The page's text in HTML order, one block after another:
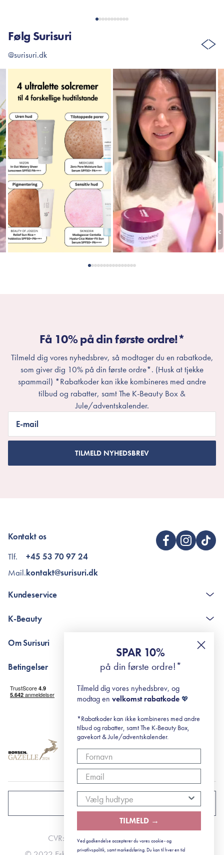
Følg Surisuri
@surisuri.dk
Få 10% på din første ordre!*
Tilmeld dig vores nyhedsbrev, så modtager du en rabatkode,
som giver dig 10% på din første ordre*. (Husk at tjekke
spammail) *Rabatkoder kan ikke kombineres med andre
tilbud og rabatter, samt The K-Beauty Box &
Jule/adventskalender.
E-mail
TILMELD NYHEDSBREV
Kontakt os
Tlf.
Mail.
+45 53 70 97 24
kontakt@surisuri.dk
Kundeservice
The K-Beauty Box - spørgsmål og svar
RE-ZIP
K-Beauty
Retinol for begyndere
surisuri's mini guide til rosacea
Om Surisuri
Black Friday
Betingelser
Levering og returnering
Handelsbetingelser
Abonnementsbetingelser
DANMARK
CVR: 41492252
SPAR 10%
på din første ordre!*
Tilmeld dig vores nyhedsbrev, og
modtag en velkomst rabatkode 💖
*Rabatkoder kan ikke kombineres med andre
tilbud og rabatter, samt The K-Beauty Box,
gavekort & Jule/adventskalender.
TILMELD →
Ved godkendelse accepterer du vores cookie- og
privatlivspolitik, samt markedsføring. Du kan til hver en tid